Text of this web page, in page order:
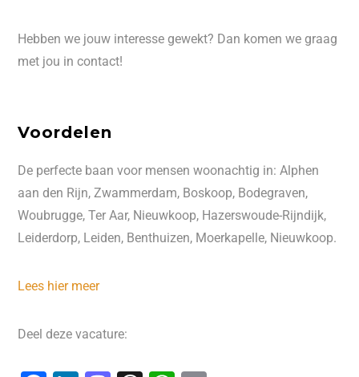
Hebben we jouw interesse gewekt? Dan komen we graag
met jou in contact!
Voordelen
De perfecte baan voor mensen woonachtig in: Alphen
aan den Rijn, Zwammerdam, Boskoop, Bodegraven,
Woubrugge, Ter Aar, Nieuwkoop, Hazerswoude-Rijndijk,
Leiderdorp, Leiden, Benthuizen, Moerkapelle, Nieuwkoop.
Lees hier meer
Deel deze vacature: